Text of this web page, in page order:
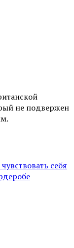
не подвержен